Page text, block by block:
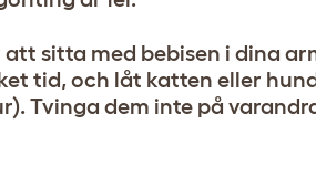
sitta med bebisen i dina
tid, och låt katten eller
Tvinga dem inte på